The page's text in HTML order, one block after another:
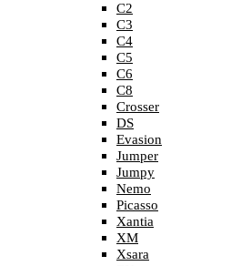
C2
C3
C4
C5
C6
C8
Crosser
DS
Evasion
Jumper
Jumpy
Nemo
Picasso
Xantia
XM
Xsara